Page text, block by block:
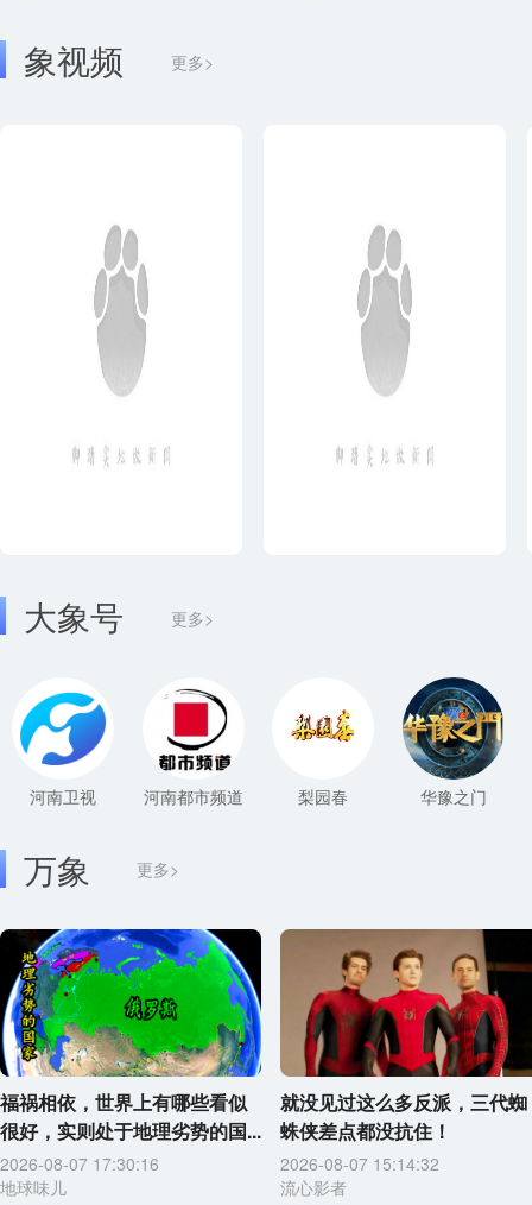
象视频 更多>
大象号 更多>
河南卫视 河南都市频道 梨园春 华豫之门
更多>
万象
福祸相依，世界上有哪些看似
很好，实则处于地理劣势的国...
2026-08-07 17:30:16
地球味儿
就没见过这么多反派，三代蜘
蛛侠差点都没抗住！
2026-08-07 15:14:32
流心影者